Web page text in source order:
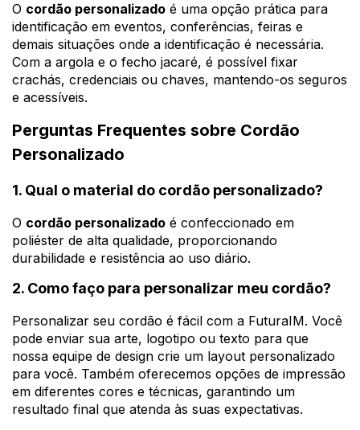
O cordão personalizado é uma opção prática para
identificação em eventos, conferências, feiras e
demais situações onde a identificação é necessária.
Com a argola e o fecho jacaré, é possível fixar
crachás, credenciais ou chaves, mantendo-os seguros
e acessíveis.
Perguntas Frequentes sobre Cordão
Personalizado
1. Qual o material do cordão personalizado?
O cordão personalizado é confeccionado em
poliéster de alta qualidade, proporcionando
durabilidade e resistência ao uso diário.
2. Como faço para personalizar meu cordão?
Personalizar seu cordão é fácil com a FuturaIM. Você
pode enviar sua arte, logotipo ou texto para que
nossa equipe de design crie um layout personalizado
para você. Também oferecemos opções de impressão
em diferentes cores e técnicas, garantindo um
resultado final que atenda às suas expectativas.